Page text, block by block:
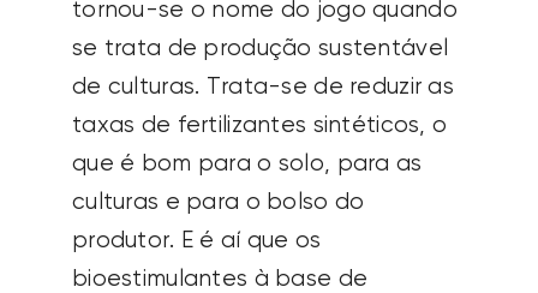
tornou-se o nome do jogo quando
se trata de produção sustentável
de culturas. Trata-se de reduzir as
taxas de fertilizantes sintéticos, o
que é bom para o solo, para as
culturas e para o bolso do
produtor. E é aí que os
bioestimulantes à base de